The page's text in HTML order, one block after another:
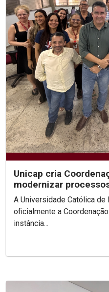
Unicap cria
modernizar
ampliar o uso de IA...
A Universidade Católica
oficialmente a
instância...